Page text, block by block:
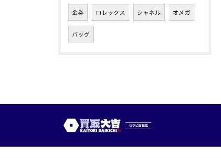
金券 ロレックス シャネル オメガ
バッグ